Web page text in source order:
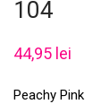
104
44,95 lei
Peachy Pink